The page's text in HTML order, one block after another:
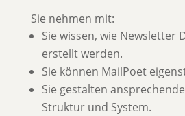
Sie nehmen mit:
Sie wissen, wie Newsletter
erstellt werden.
Sie können MailPoet
Sie gestalten
Struktur und System.